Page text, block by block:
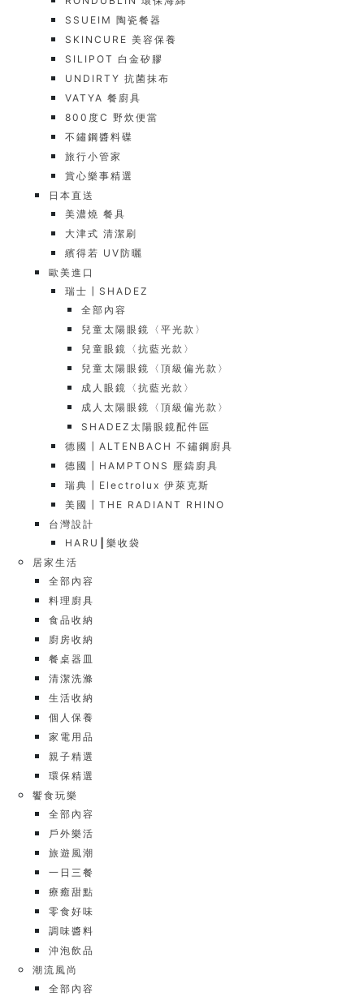
SSUEIM 陶瓷餐器
SKINCURE 美容保養
SILIPOT 白金矽膠
UNDIRTY 抗菌抹布
VATYA 餐廚具
800度C 野炊便當
不鏽鋼醬料碟
旅行小管家
賞心樂事精選
日本直送
美濃燒 餐具
大津式 清潔刷
繽得若 UV防曬
歐美進口
瑞士┃SHADEZ
全部內容
兒童太陽眼鏡〈平光款〉
兒童眼鏡〈抗藍光款〉
兒童太陽眼鏡〈頂級偏光款〉
成人眼鏡〈抗藍光款〉
成人太陽眼鏡〈頂級偏光款〉
SHADEZ太陽眼鏡配件區
德國┃ALTENBACH 不鏽鋼廚具
德國┃HAMPTONS 壓鑄廚具
瑞典┃Electrolux 伊萊克斯
美國┃THE RADIANT RHINO
台灣設計
HARU┃樂收袋
居家生活
全部內容
料理廚具
食品收納
廚房收納
餐桌器皿
清潔洗滌
生活收納
個人保養
家電用品
親子精選
環保精選
饗食玩樂
全部內容
戶外樂活
旅遊風潮
一日三餐
療癒甜點
零食好味
調味醬料
沖泡飲品
潮流風尚
全部內容